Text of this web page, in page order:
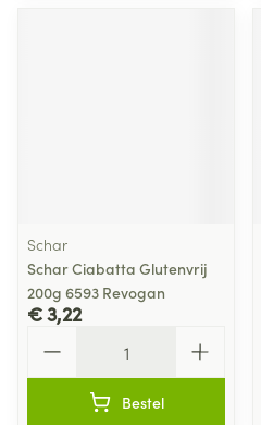
Schar
Schar Ciabatta Glutenvrij
200g 6593 Revogan
€ 3,22
Bestel